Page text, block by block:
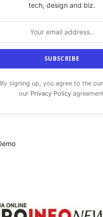
tech, design and biz.
By signing up, you agree to the
our Privacy Policy